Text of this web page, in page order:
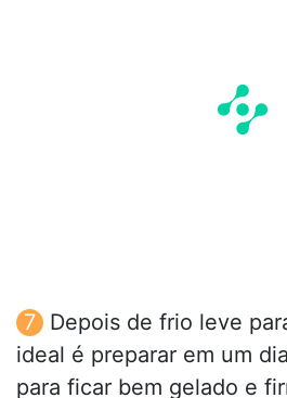
Depois de frio leve
ideal é preparar em um
para ficar bem gelado e